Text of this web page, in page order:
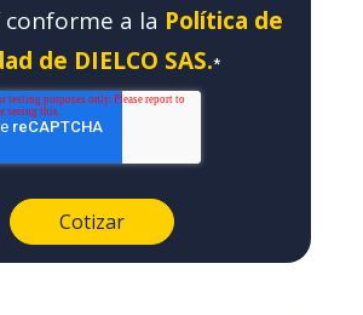
a la Política de
de DIELCO SAS.*